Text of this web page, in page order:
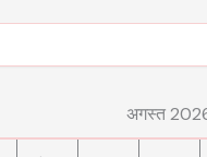
अगस्त